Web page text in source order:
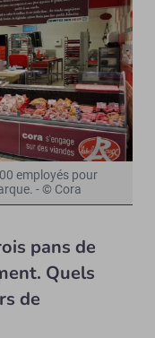
employés pour
- © Cora
pans de
Quels
de